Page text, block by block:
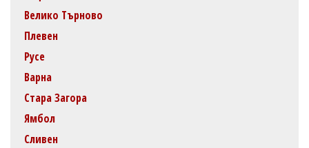
Велико Търново
Плевен
Русе
Варна
Стара Загора
Ямбол
Сливен